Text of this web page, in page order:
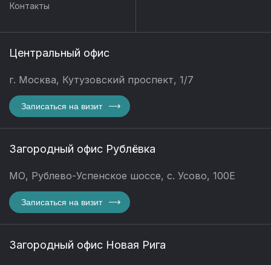
Контакты
Центральный офис
г. Москва, Кутузовский проспект, 1/7
Записаться на визит
Загородный офис Рублёвка
МО, Рублево-Успенское шоссе, с. Усово, 100Е
Записаться на визит
Загородный офис Новая Рига